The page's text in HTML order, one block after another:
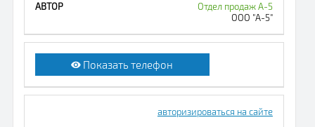
Отдел продаж А-5
ООО "А-5"
Показать телефон
авторизироваться на сайте